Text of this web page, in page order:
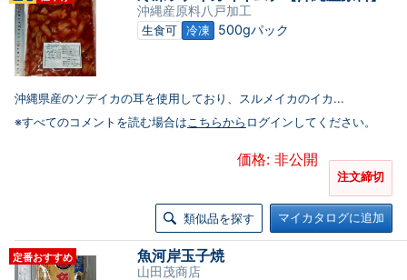
沖縄産原料八戸加工
生食可 冷凍 500gパック
沖縄県産のソデイカの耳を使用しており、スルメイカのイカ...
※すべてのコメントを読む場合はこちらから ログインしてください。
価格: 非公開
注文締切
類似品を探す マイカタログに追加
定番おすすめ 魚河岸玉子焼
山田茂商店